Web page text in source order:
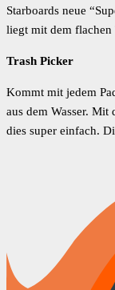
Starboards neue
liegt mit dem
Trash Picker
Kommt mit jedem
aus dem Wasser.
dies super einfach.